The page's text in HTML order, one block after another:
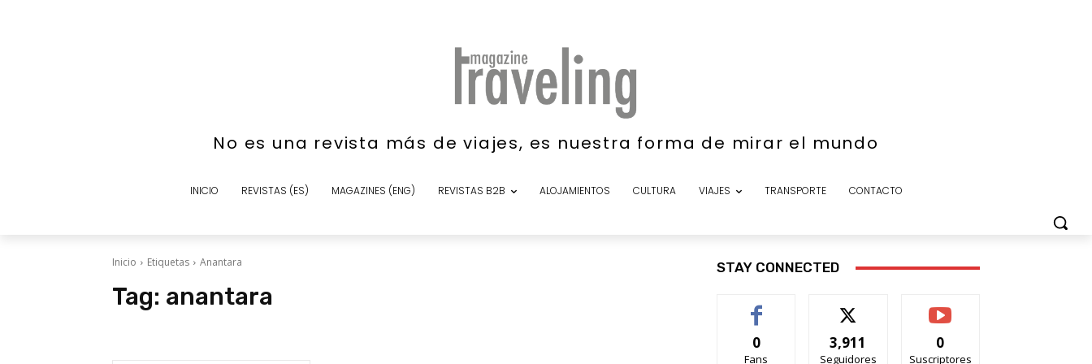
No es una revista más de viajes, es nuestra forma de mirar el mundo
INICIO REVISTAS (ES) MAGAZINES (ENG) REVISTAS B2B ALOJAMIENTOS CULTURA VIAJES TRANSPORTE CONTACTO
Inicio Etiquetas Anantara
Tag: anantara
STAY CONNECTED
0
Fans
3,911
Seguidores
0
Suscriptores